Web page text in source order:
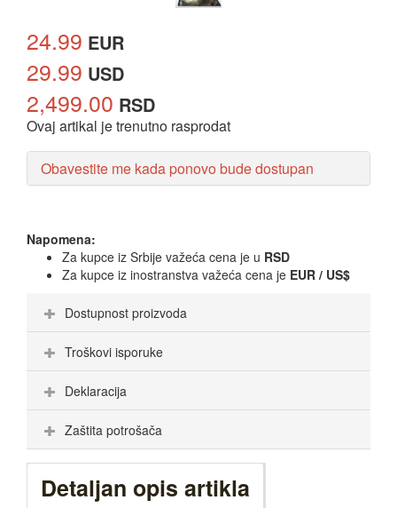
24.99 EUR
29.99 USD
2,499.00 RSD
Ovaj artikal je trenutno rasprodat
Obavestite me kada ponovo bude dostupan
Napomena:
Za kupce iz Srbije važeća cena je u RSD
Za kupce iz inostranstva važeća cena je EUR / US$
Dostupnost proizvoda
Troškovi isporuke
Deklaracija
Zaštita potrošača
Detaljan opis artikla